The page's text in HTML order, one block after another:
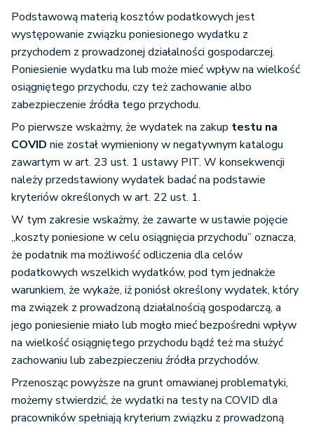
Podstawową materią kosztów podatkowych jest
występowanie związku poniesionego wydatku z
przychodem z prowadzonej działalności gospodarczej.
Poniesienie wydatku ma lub może mieć wpływ na wielkość
osiągniętego przychodu, czy też zachowanie albo
zabezpieczenie źródła tego przychodu.
Po pierwsze wskażmy, że wydatek na zakup testu na
COVID nie został wymieniony w negatywnym katalogu
zawartym w art. 23 ust. 1 ustawy PIT. W konsekwencji
należy przedstawiony wydatek badać na podstawie
kryteriów określonych w art. 22 ust. 1.
W tym zakresie wskażmy, że zawarte w ustawie pojęcie
„koszty poniesione w celu osiągnięcia przychodu” oznacza,
że podatnik ma możliwość odliczenia dla celów
podatkowych wszelkich wydatków, pod tym jednakże
warunkiem, że wykaże, iż poniósł określony wydatek, który
ma związek z prowadzoną działalnością gospodarczą, a
jego poniesienie miało lub mogło mieć bezpośredni wpływ
na wielkość osiągniętego przychodu bądź też ma służyć
zachowaniu lub zabezpieczeniu źródła przychodów.
Przenosząc powyższe na grunt omawianej problematyki,
możemy stwierdzić, że wydatki na testy na COVID dla
pracowników spełniają kryterium związku z prowadzoną